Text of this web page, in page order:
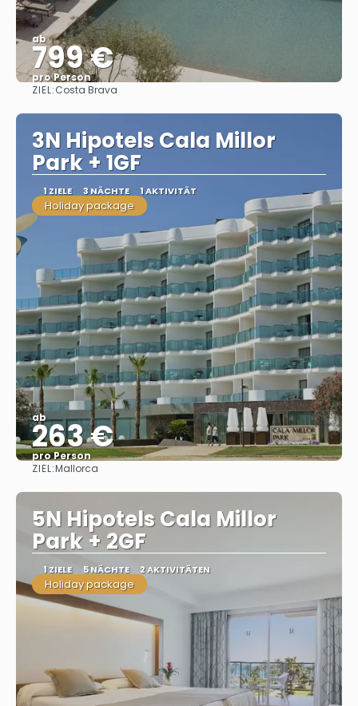
ab
799 €
pro Person
ZIEL:Costa Brava
3N Hipotels Cala Millor
Park + 1GF
1 ZIELE 3 NÄCHTE 1 AKTIVITÄT
Holiday package
ab
263 €
pro Person
ZIEL:Mallorca
5N Hipotels Cala Millor
Park + 2GF
1 ZIELE 5 NÄCHTE 2 AKTIVITÄTEN
Holiday package